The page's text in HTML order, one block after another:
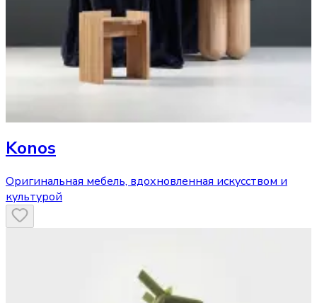
Konos
Оригинальная мебель, вдохновленная искусством и
культурой